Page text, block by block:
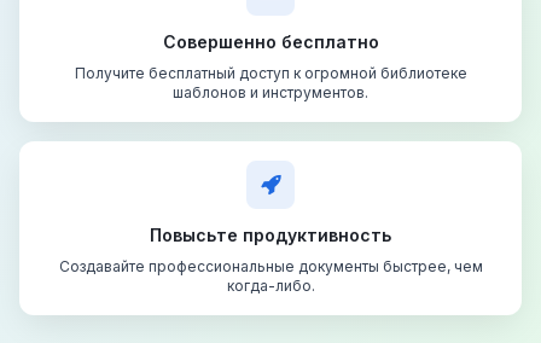
Совершенно бесплатно
Получите бесплатный доступ к огромной библиотеке
шаблонов и инструментов.
Повысьте продуктивность
Создавайте профессиональные документы быстрее, чем
когда-либо.